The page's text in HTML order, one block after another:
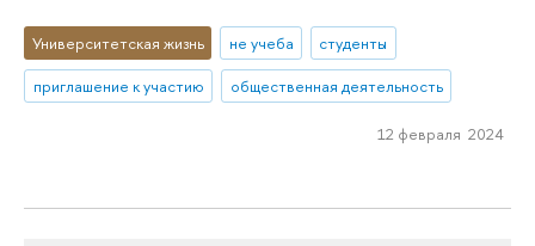
Университетская жизнь не учеба
студенты
приглашение к участию
общественная деятельность
12 февраля 2024